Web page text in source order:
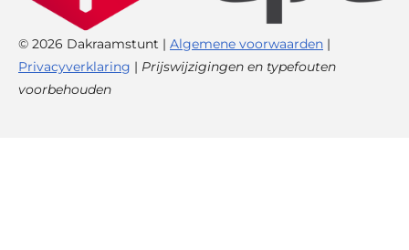
© 2026 Dakraamstunt | Algemene voorwaarden |
Privacyverklaring | Prijswijzigingen en typefouten
voorbehouden